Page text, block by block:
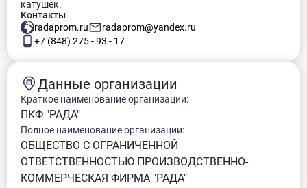
катушек.
Контакты
radaprom.ru
radaprom@yandex.ru
+7 (848) 275 - 93 - 17
Данные организации
Краткое наименование организации:
ПКФ "РАДА"
Полное наименование организации:
ОБЩЕСТВО С ОГРАНИЧЕННОЙ
ОТВЕТСТВЕННОСТЬЮ ПРОИЗВОДСТВЕННО-
КОММЕРЧЕСКАЯ ФИРМА "РАДА"